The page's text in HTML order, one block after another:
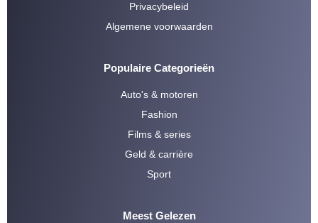
Privacybeleid
Algemene voorwaarden
Populaire Categorieën
Auto's & motoren
Fashion
Films & series
Geld & carrière
Sport
Meest Gelezen